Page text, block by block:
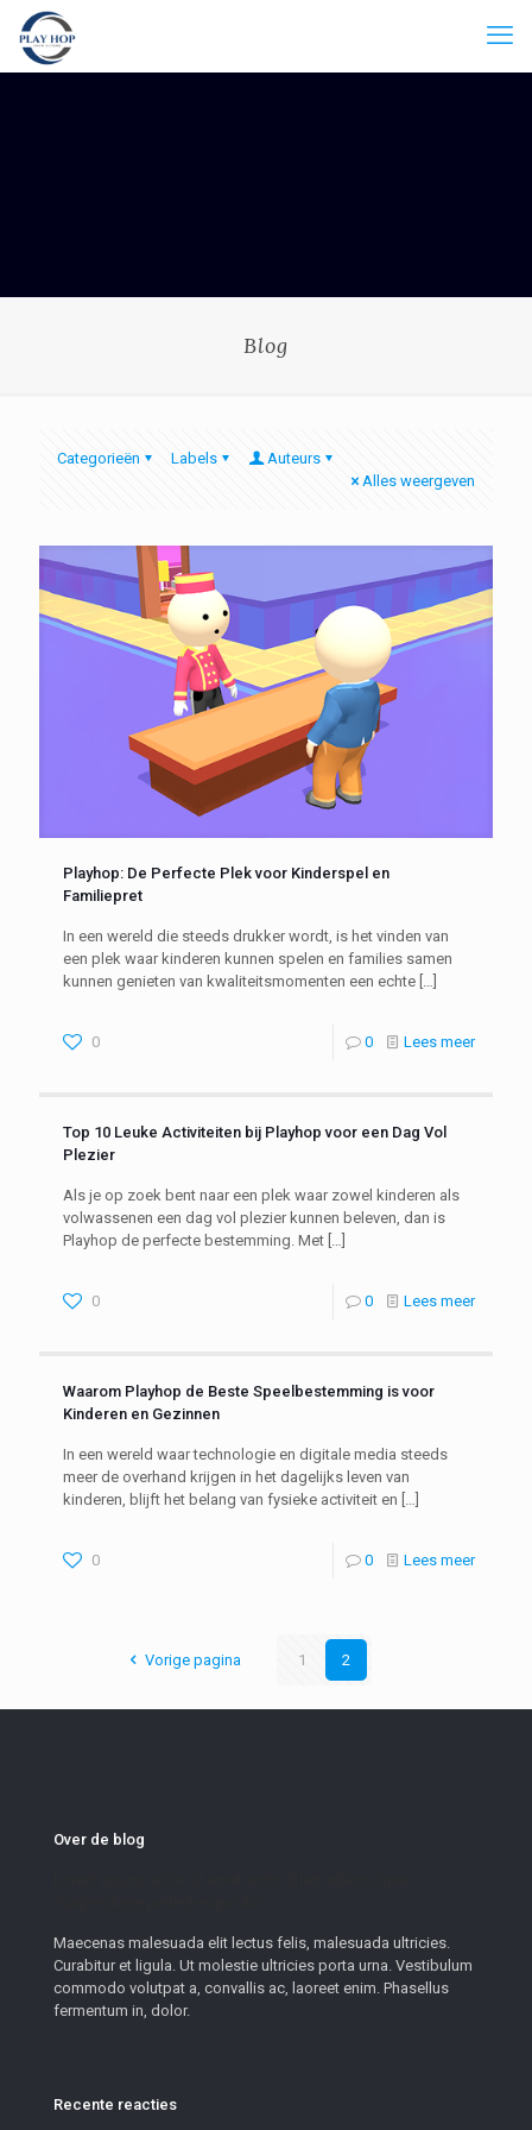
Blog
Categorieën Labels
Auteurs
Alles weergeven
Playhop: De Perfecte Plek voor Kinderspel en
Familiepret
In een wereld die steeds drukker wordt, is het vinden van
een plek waar kinderen kunnen spelen en families samen
kunnen genieten van kwaliteitsmomenten een echte
0 0 Lees meer
Top 10 Leuke Activiteiten bij Playhop voor een Dag Vol
Plezier
Als je op zoek bent naar een plek waar zowel kinderen als
volwassenen een dag vol plezier kunnen beleven, dan is
Playhop de perfecte bestemming. Met
0 0 Lees meer
Waarom Playhop de Beste Speelbestemming is voor
Kinderen en Gezinnen
In een wereld waar technologie en digitale media steeds
meer de overhand krijgen in het dagelijks leven van
kinderen, blijft het belang van fysieke activiteit en
0 0 Lees meer
Vorige pagina 1 2
Over de blog
Maecenas malesuada elit lectus felis, malesuada ultricies.
Curabitur et ligula. Ut molestie ultricies porta urna. Vestibulum
commodo volutpat a, convallis ac, laoreet enim. Phasellus
fermentum in, dolor.
Recente reacties